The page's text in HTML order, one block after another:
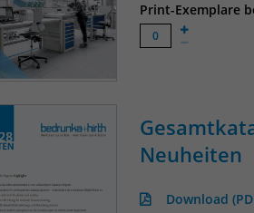
Print-Exemplare
Neuheiten
Download